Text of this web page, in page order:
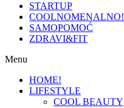
STARTUP
COOLNOMENALNO!
SAMOPOMOĆ
ZDRAVI&FIT
Menu
HOME!
LIFESTYLE
COOL BEAUTY